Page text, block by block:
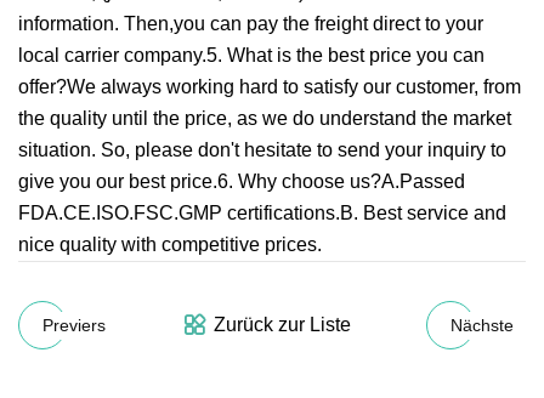
information. Then,you can pay the freight direct to your
local carrier company.5. What is the best price you can
offer?We always working hard to satisfy our customer, from
the quality until the price, as we do understand the market
situation. So, please don't hesitate to send your inquiry to
give you our best price.6. Why choose us?A.Passed
FDA.CE.ISO.FSC.GMP certifications.B. Best service and
nice quality with competitive prices.
Previers Zurück zur Liste Nächste